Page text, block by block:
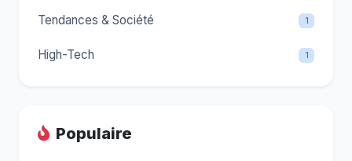
Tendances & Société 1
High-Tech 1
Populaire